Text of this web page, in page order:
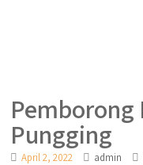
Pemborong
Pungging
April 2, 2022 admin